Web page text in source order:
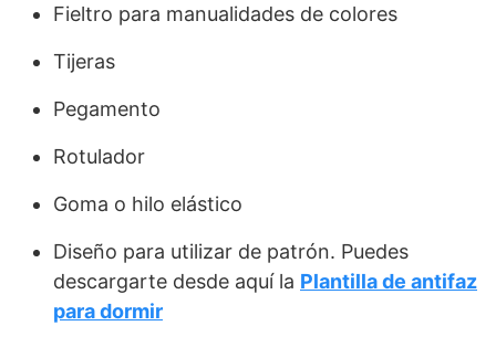
Fieltro para manualidades de colores
Tijeras
Pegamento
Rotulador
Goma o hilo elástico
Diseño para utilizar de patrón. Puedes
descargarte desde aquí la Plantilla de antifaz
para dormir